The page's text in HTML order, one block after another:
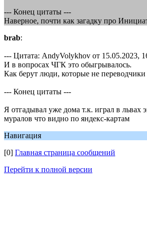
--- Конец цитаты ---
Наверное, почти как загадку про
brab:
--- Цитата: AndyVolykhov от 15.05.2023,
И в вопросах ЧГК это обыгрывалось.
Как берут люди, которые не
--- Конец цитаты ---
Я отгадывал уже дома т.к. играл в львах
муралов что видно по яндекс-картам
Навигация
[0] Главная страница сообщений
Перейти к полной версии